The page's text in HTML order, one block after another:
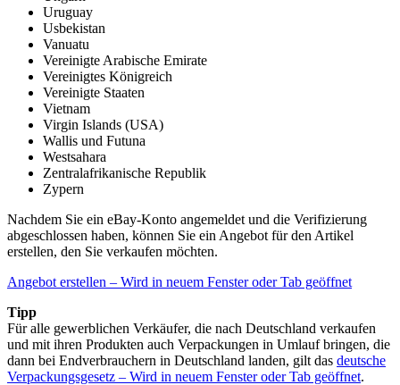
Uruguay
Usbekistan
Vanuatu
Vereinigte Arabische Emirate
Vereinigtes Königreich
Vereinigte Staaten
Vietnam
Virgin Islands (USA)
Wallis und Futuna
Westsahara
Zentralafrikanische Republik
Zypern
Nachdem Sie ein eBay-Konto angemeldet und die Verifizierung
abgeschlossen haben, können Sie ein Angebot für den Artikel
erstellen, den Sie verkaufen möchten.
Angebot erstellen – Wird in neuem Fenster oder Tab geöffnet
Tipp
Für alle gewerblichen Verkäufer, die nach Deutschland verkaufen
und mit ihren Produkten auch Verpackungen in Umlauf bringen, die
dann bei Endverbrauchern in Deutschland landen, gilt das deutsche
Verpackungsgesetz – Wird in neuem Fenster oder Tab geöffnet.